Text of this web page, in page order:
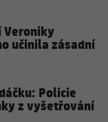
Veroniky
učinila zásadní
Policie
z vyšetřování